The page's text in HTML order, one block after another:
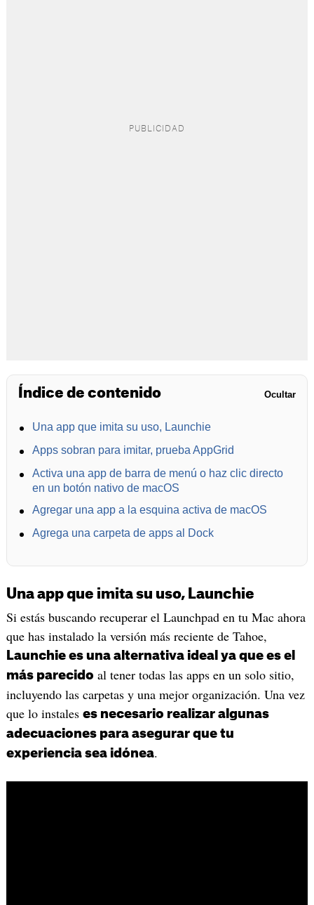
Índice de contenido Ocultar
Una app que imita su uso, Launchie
Apps sobran para imitar, prueba AppGrid
Activa una app de barra de menú o haz clic directo
en un botón nativo de macOS
Agregar una app a la esquina activa de macOS
Agrega una carpeta de apps al Dock
Una app que imita su uso, Launchie
Si estás buscando recuperar el Launchpad en tu Mac ahora
que has instalado la versión más reciente de Tahoe,
Launchie es una alternativa ideal ya que es el
más parecido al tener todas las apps en un solo sitio,
incluyendo las carpetas y una mejor organización. Una vez
que lo instales es necesario realizar algunas
adecuaciones para asegurar que tu
experiencia sea idónea.